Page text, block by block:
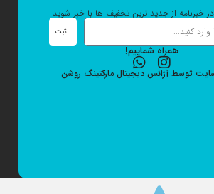
خبرنامه از جدید ترین تخفیف ها با خبر شوید
ثبت
همراه شماییم!
توسطآژانس دیجیتال مارکتینگ روشن